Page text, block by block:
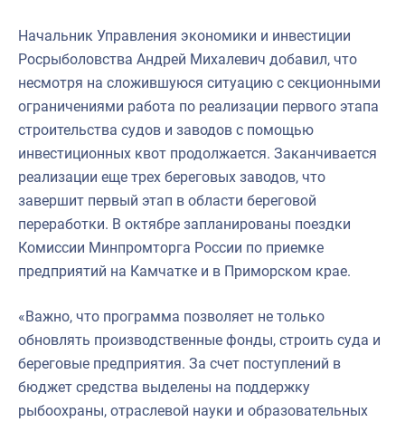
Начальник Управления экономики и инвестиции
Росрыболовства Андрей Михалевич добавил, что
несмотря на сложившуюся ситуацию с секционными
ограничениями работа по реализации первого этапа
строительства судов и заводов с помощью
инвестиционных квот продолжается. Заканчивается
реализации еще трех береговых заводов, что
завершит первый этап в области береговой
переработки. В октябре запланированы поездки
Комиссии Минпромторга России по приемке
предприятий на Камчатке и в Приморском крае.
«Важно, что программа позволяет не только
обновлять производственные фонды, строить суда и
береговые предприятия. За счет поступлений в
бюджет средства выделены на поддержку
рыбоохраны, отраслевой науки и образовательных